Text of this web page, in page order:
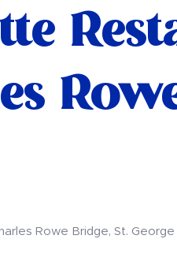
Rowe Bridge, St. George